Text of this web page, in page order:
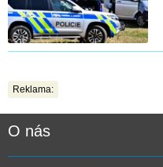
Reklama:
O nás